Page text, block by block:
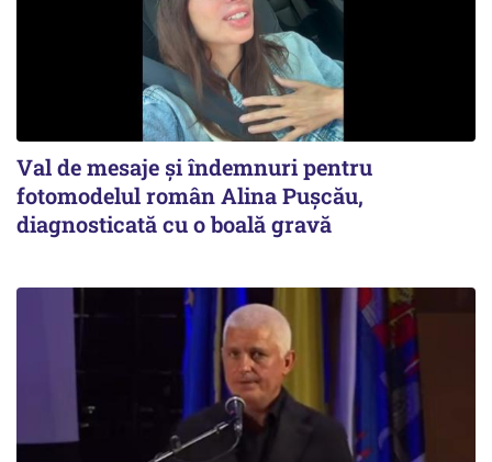
Val de mesaje și îndemnuri pentru
fotomodelul român Alina Pușcău,
diagnosticată cu o boală gravă